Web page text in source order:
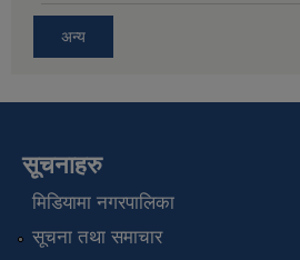
अन्य
सूचनाहरु
मिडियामा नगरपालिका
सूचना तथा समाचार